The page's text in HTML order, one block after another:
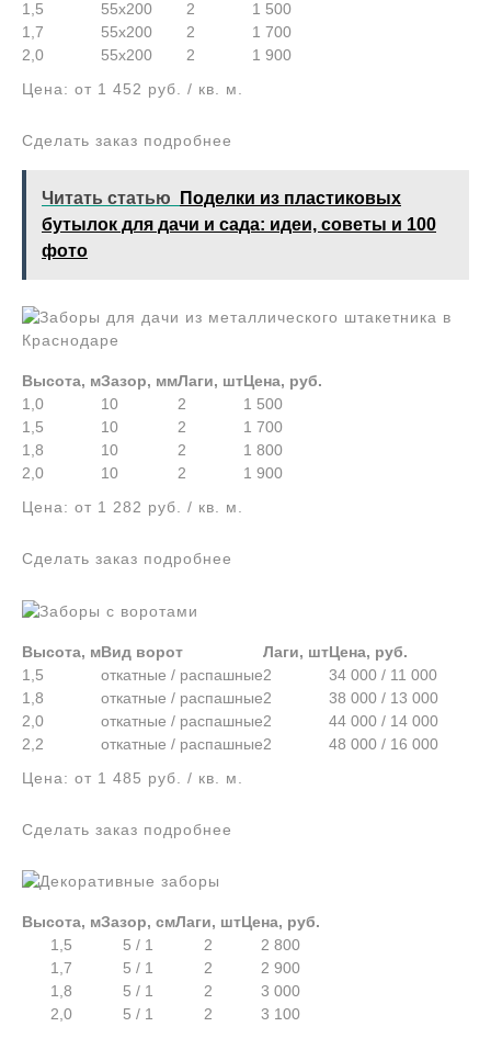
1,5 55х200 2
1 500
1,7
55х200 2
1 700
2,0
55х200 2
1 900
Цена: от 1 452 руб. / кв. м.
Сделать заказ подробнее
Читать статью
Поделки из пластиковых
бутылок для дачи и сада: идеи, советы и 100
фото
Высота, мЗазор, ммЛаги, штЦена, руб.
1,0
10 2
1 500
1,5
10 2
1 700
1,8
10 2
1 800
2,0
10 2
1 900
Цена: от 1 282 руб. / кв. м.
Сделать заказ подробнее
Высота, мВид ворот Лаги, штЦена, руб.
1,5
откатные / распашные2
34 000 / 11 000
1,8
откатные / распашные2
38 000 / 13 000
2,0
откатные / распашные2
44 000 / 14 000
2,2
откатные / распашные2
48 000 / 16 000
Цена: от 1 485 руб. / кв. м.
Сделать заказ подробнее
Высота, мЗазор, смЛаги, штЦена, руб.
1,5
5 / 1 2
2 800
1,7
5 / 1 2
2 900
1,8
5 / 1 2
3 000
2,0
5 / 1 2
3 100